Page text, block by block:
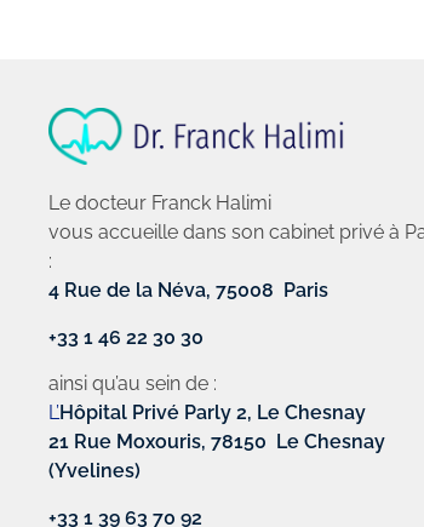
Le docteur Franck Halimi
vous accueille dans son cabinet privé à
:
4 Rue de la Néva, 75008 Paris
+33 1 46 22 30 30
ainsi qu’au sein de :
L’Hôpital Privé Parly 2, Le Chesnay
21 Rue Moxouris, 78150 Le Chesnay
(Yvelines)
+33 1 39 63 70 92